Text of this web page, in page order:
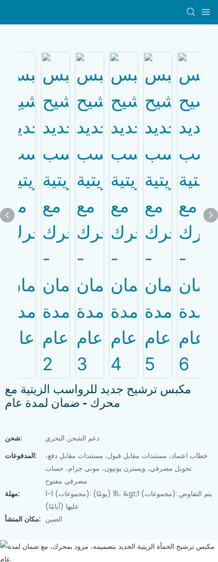
مكبس ترشيح جديد للرواسب الزيتية مع
محرك - ضمان لمدة عام
شحن:
دعم الشحن البحري
المدفوعات:
خطاب اعتماد، مستندات مقابل قبول، مستندات مقابل دفع،
تحويل مصرفي، ويسترن يونيون، موني جرام، حساب
مصرفي مفتوح
مهلة:
1-1 (مجموعات): 15 (يومًا)، &gt;1 (مجموعات): يتم التفاوض
عليها (أيامًا)
مكان المنشأ: الصين